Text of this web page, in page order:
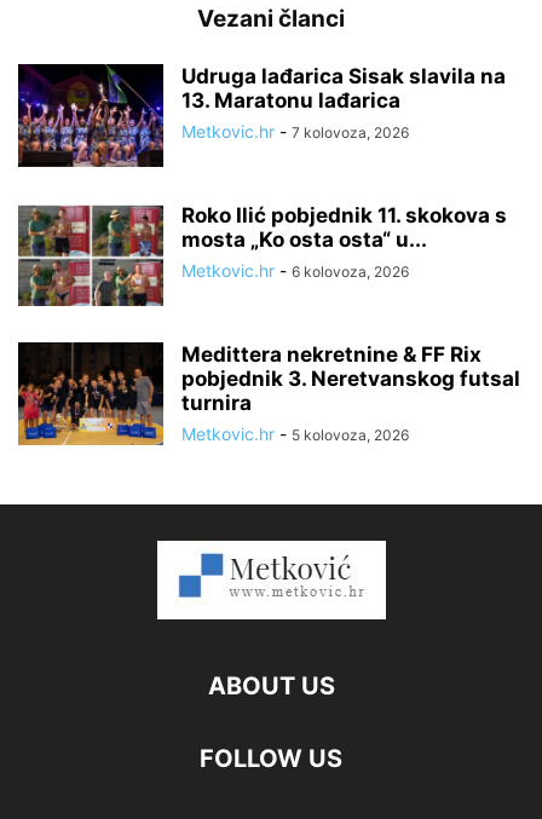
Vezani članci
Udruga lađarica Sisak slavila na
13. Maratonu lađarica
Metkovic.hr - 7 kolovoza, 2026
Roko Ilić pobjednik 11. skokova s
mosta „Ko osta osta“ u...
Metkovic.hr - 6 kolovoza, 2026
Medittera nekretnine & FF Rix
pobjednik 3. Neretvanskog futsal
turnira
Metkovic.hr - 5 kolovoza, 2026
ABOUT US
FOLLOW US